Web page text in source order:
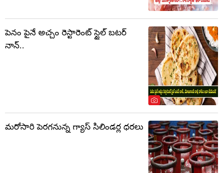
పెనం పైనే అచ్చం రెస్టారెంట్ స్టైల్ బటర్
నాన్..
మరోసారి పెరగనున్న గ్యాస్ సిలిండర్ల ధరలు